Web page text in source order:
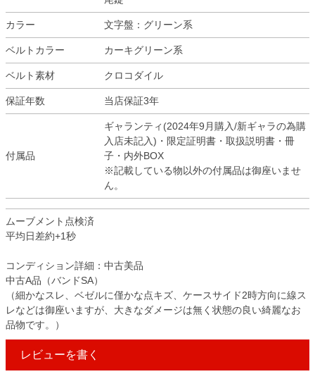
カラー 文字盤：グリーン系
ベルトカラー カーキグリーン系
ベルト素材 クロコダイル
保証年数 当店保証3年
付属品
ギャランティ(2024年9月購入/新ギャラの為購
入店未記入)・限定証明書・取扱説明書・冊
子・内外BOX
※記載している物以外の付属品は御座いませ
ん。
ムーブメント点検済
平均日差約+1秒
コンディション詳細：中古美品
中古A品（バンドSA）
（細かなスレ、ベゼルに僅かな点キズ、ケースサイド2時方向に線ス
レなどは御座いますが、大きなダメージは無く状態の良い綺麗なお
品物です。）
レビューを書く